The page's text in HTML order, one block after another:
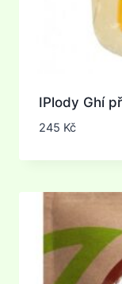
IPlody Ghí
245 Kč